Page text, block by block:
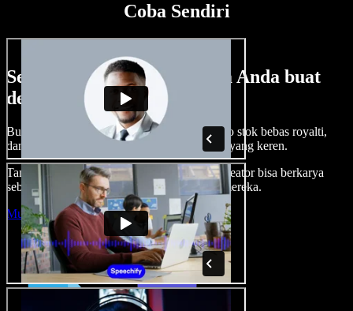
Coba Sendiri
Sedikit contoh hal yang bisa Anda buat
dengan Speechify Studio.
Buat voice over, tambah gambar, audio, video stok bebas royalti,
dan kloning suara untuk proyek audio-video yang keren.
Tanpa kurva belajar, semua dari browser—kreator bisa berkarya
sebebas mungkin dan wujudkan ide kreatif mereka.
Mulai Studio